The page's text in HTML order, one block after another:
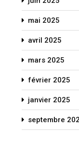
mai 2025
avril 2025
mars 2025
février 2025
janvier 2025
septembre